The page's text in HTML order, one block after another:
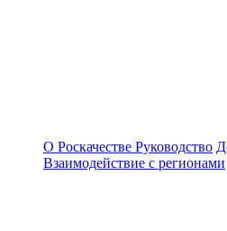
О Роскачестве Руководство
Взаимодействие с регионами